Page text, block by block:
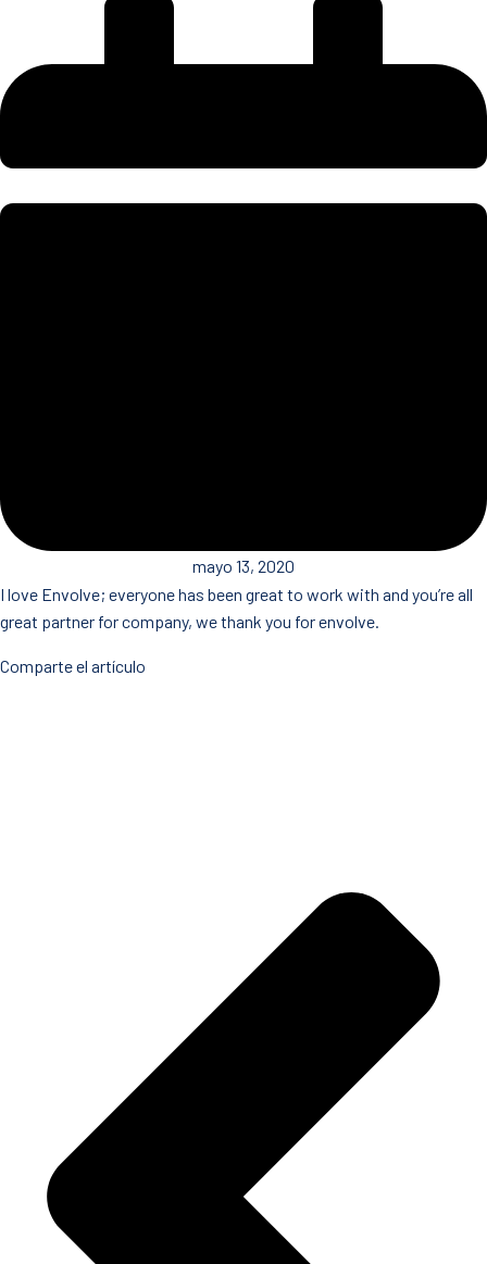
mayo 13, 2020
I love Envolve; everyone has been great to work with and you’re all
great partner for company, we thank you for envolve.
Comparte el artículo